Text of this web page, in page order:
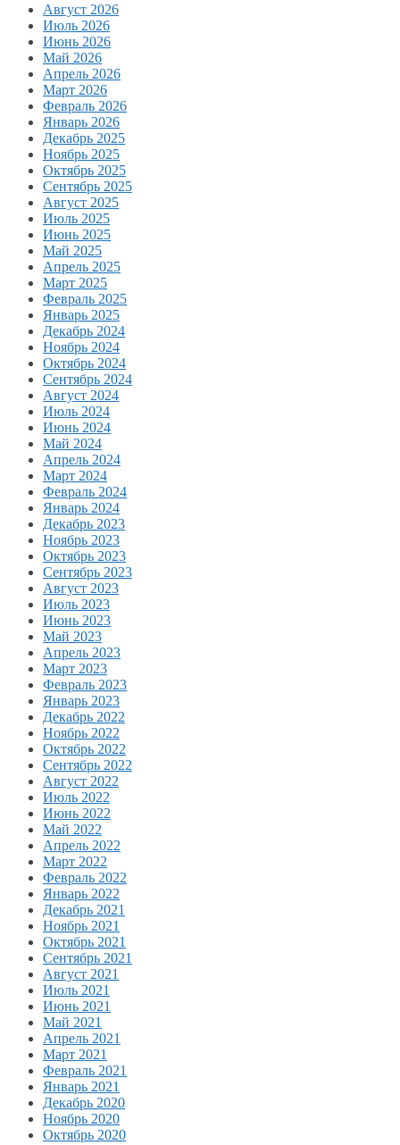
Август 2026
Июль 2026
Июнь 2026
Май 2026
Апрель 2026
Март 2026
Февраль 2026
Январь 2026
Декабрь 2025
Ноябрь 2025
Октябрь 2025
Сентябрь 2025
Август 2025
Июль 2025
Июнь 2025
Май 2025
Апрель 2025
Март 2025
Февраль 2025
Январь 2025
Декабрь 2024
Ноябрь 2024
Октябрь 2024
Сентябрь 2024
Август 2024
Июль 2024
Июнь 2024
Май 2024
Апрель 2024
Март 2024
Февраль 2024
Январь 2024
Декабрь 2023
Ноябрь 2023
Октябрь 2023
Сентябрь 2023
Август 2023
Июль 2023
Июнь 2023
Май 2023
Апрель 2023
Март 2023
Февраль 2023
Январь 2023
Декабрь 2022
Ноябрь 2022
Октябрь 2022
Сентябрь 2022
Август 2022
Июль 2022
Июнь 2022
Май 2022
Апрель 2022
Март 2022
Февраль 2022
Январь 2022
Декабрь 2021
Ноябрь 2021
Октябрь 2021
Сентябрь 2021
Август 2021
Июль 2021
Июнь 2021
Май 2021
Апрель 2021
Март 2021
Февраль 2021
Январь 2021
Декабрь 2020
Ноябрь 2020
Октябрь 2020